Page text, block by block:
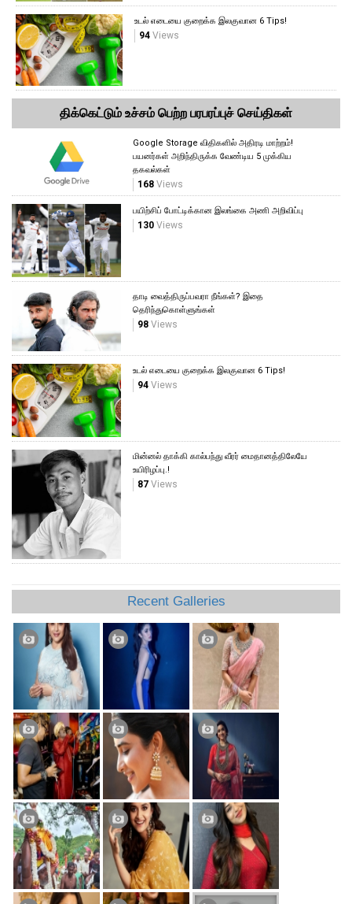
உடல் எடையை குறைக்க இலகுவான 6 Tips!
94Views
திக்கெட்டும் உச்சம் பெற்ற பரபரப்புச் செய்திகள்
Google Storage விதிகளில் அதிரடி மாற்றம்!
பயனர்கள் அறிந்திருக்க வேண்டிய 5 முக்கிய
தகவல்கள்
168 Views
பயிற்சிப் போட்டிக்கான இலங்கை அணி அறிவிப்பு
130 Views
தாடி வைத்திருப்பவரா நீங்கள்? இதை
தெரிந்துகொள்ளுங்கள்
98 Views
உடல் எடையை குறைக்க இலகுவான 6 Tips!
94 Views
மின்னல் தாக்கி கால்பந்து வீரர் மைதானத்திலேயே
உயிரிழப்பு.!
87 Views
Recent Galleries